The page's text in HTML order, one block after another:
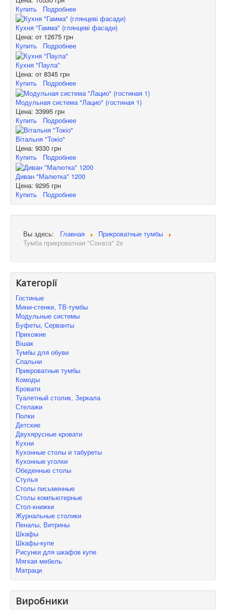
Купить
Подробнее
Кухня "Гамма" (глянцеві фасади)
Цена: от 12675 грн
Купить
Подробнее
Кухня "Паула"
Цена: от 8345 грн
Купить
Подробнее
Модульная система "Лацио" (гостиная 1)
Цена: 33995 грн
Купить
Подробнее
Вітальня "Токіо"
Цена: 9330 грн
Купить
Подробнее
Диван "Малютка" 1200
Цена: 9295 грн
Купить
Подробнее
Вы здесь: Главная
Прикроватные тумбы
Тумба прикроватная "Соната" 2s
Категорії
Гостиные
Мини-стенки, ТВ-тумбы
Модульные системы
Буфеты, Серванты
Прихожие
Вішак
Тумбы для обуви
Спальни
Прикроватные тумбы
Комоды
Кровати
Туалетный столик, Зеркала
Стелажи
Полки
Детские
Двухярусные кровати
Кухни
Кухонные столы и табуреты
Кухонные уголки
Обеденные столы
Стулья
Столы письменные
Столы компьютерные
Стол-книжки
Журнальные столики
Пеналы, Витрины
Шкафы
Шкафы-купе
Рисунки для шкафов купе
Мягкая мебель
Матраци
Виробники